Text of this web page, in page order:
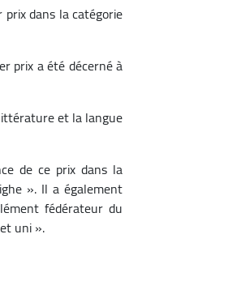
dans la catégorie
prix a été décerné à
et la langue
de ce prix dans la
». Il a également
fédérateur du
uni ».